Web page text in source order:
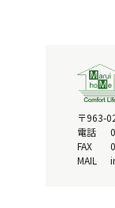
〒963-
電話
FAX
MAIL